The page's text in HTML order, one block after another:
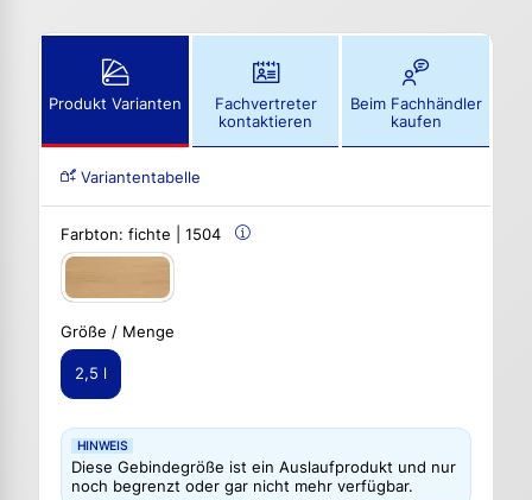
Produkt Varianten
Fachvertreter
kontaktieren
Beim Fachhändler
kaufen
Variantentabelle
Farbton: fichte | 1504
Größe / Menge
2,5 l
HINWEIS
Diese Gebindegröße ist ein Auslaufprodukt und nur
noch begrenzt oder gar nicht mehr verfügbar.